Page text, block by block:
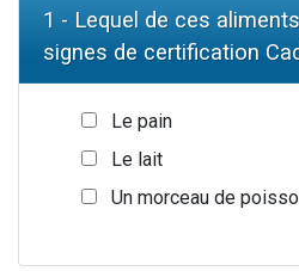
1 - Lequel de ces
signes de certification
Le pain
Le lait
Un morceau de